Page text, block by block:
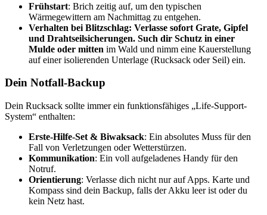
Frühstart: Brich zeitig auf, um den typischen
Wärmegewittern am Nachmittag zu entgehen.
Verhalten bei Blitzschlag: Verlasse sofort Grate, Gipfel
und Drahtseilsicherungen. Such dir Schutz in einer
Mulde oder mitten im Wald und nimm eine Kauerstellung
auf einer isolierenden Unterlage (Rucksack oder Seil) ein.
Dein Notfall-Backup
Dein Rucksack sollte immer ein funktionsfähiges „Life-Support-
System“ enthalten:
Erste-Hilfe-Set & Biwaksack: Ein absolutes Muss für den
Fall von Verletzungen oder Wetterstürzen.
Kommunikation: Ein voll aufgeladenes Handy für den
Notruf.
Orientierung: Verlasse dich nicht nur auf Apps. Karte und
Kompass sind dein Backup, falls der Akku leer ist oder du
kein Netz hast.